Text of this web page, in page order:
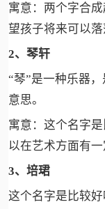
寓意：两个字合
望孩子将来可以落
2、琴轩
“琴”是一种乐器
意思。
寓意：这个名字
以在艺术方面有
3、培珺
这个名字是比较